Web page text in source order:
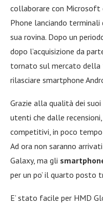
collaborare con
Phone lanciando
sua rovina. Dopo un
dopo l’acquisizione da
tornato sul mercato della
rilasciare smartphone
Grazie alla qualità dei
utenti che dalle
competitivi, in poco
Ad ora non saranno
Galaxy, ma gli
per un po’ il quarto posto
E’ stato facile per HMD